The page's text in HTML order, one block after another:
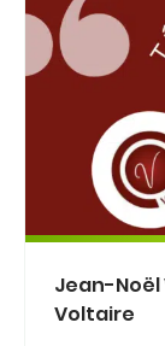
Jean-Noël
Voltaire